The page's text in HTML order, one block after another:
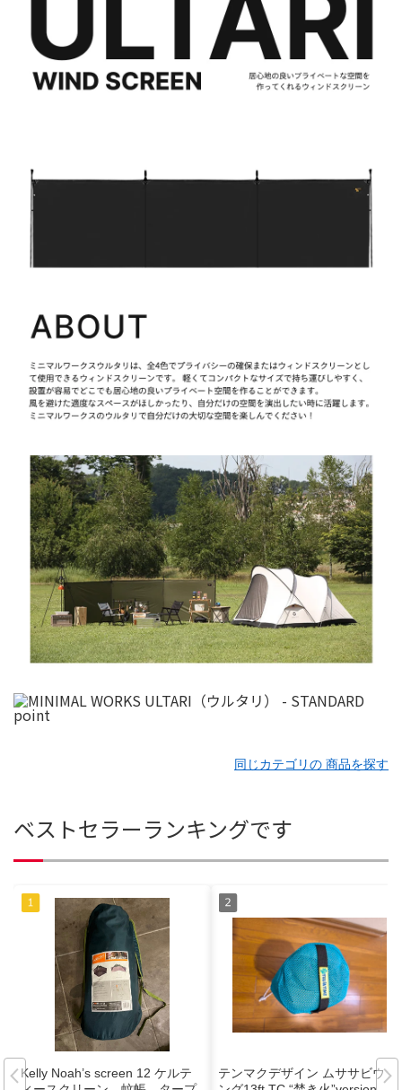
同じカテゴリの 商品を探す
ベストセラーランキングです
Kelly Noah’s screen 12 ケルテ
テンマクデザイン ムササビウィ